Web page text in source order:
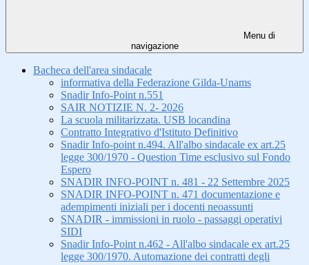
Menu di
navigazione
Bacheca dell'area sindacale
informativa della Federazione Gilda-Unams
Snadir Info-Point n.551
SAIR NOTIZIE N. 2- 2026
La scuola militarizzata. USB locandina
Contratto Integrativo d'Istituto Definitivo
Snadir Info-point n.494. All'albo sindacale ex art.25
legge 300/1970 - Question Time esclusivo sul Fondo
Espero
SNADIR INFO-POINT n. 481 - 22 Settembre 2025
SNADIR INFO-POINT n. 471 documentazione e
adempimenti iniziali per i docenti neoassunti
SNADIR - immissioni in ruolo - passaggi operativi
SIDI
Snadir Info-Point n.462 - All'albo sindacale ex art.25
legge 300/1970. Automazione dei contratti degli